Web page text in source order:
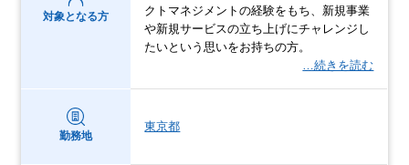
対象となる方
クトマネジメントの経験をもち、新規事業
や新規サービスの立ち上げにチャレンジし
たいという思いをお持ちの方。
…続きを読む
勤務地
東京都